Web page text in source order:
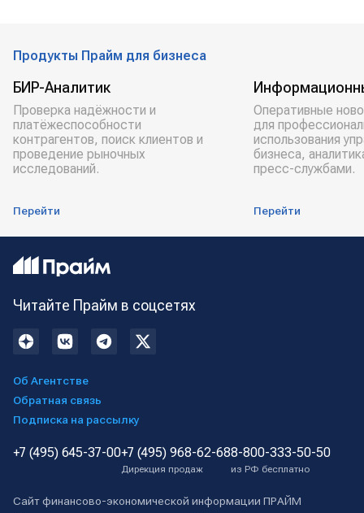
Продукты Прайм для бизнеса
БИР-Аналитик
Проверка надёжности и
платёжеспособности
контрагентов, поиск клиентов и
проведение рыночных
исследований.
Перейти
Оперативные
для
использования
бизнеса,
пресс-службами.
Перейти
Читайте Прайм в соцсетях
Об Агентстве
Обратная связь
Подписка на рассылку
+7 (495) 645-37-00+7 (495) 968-62-68
Дирекция продаж
8-800-333-50-50
из РФ бесплатно
Сайт финансово-экономической информации ПРАЙМ